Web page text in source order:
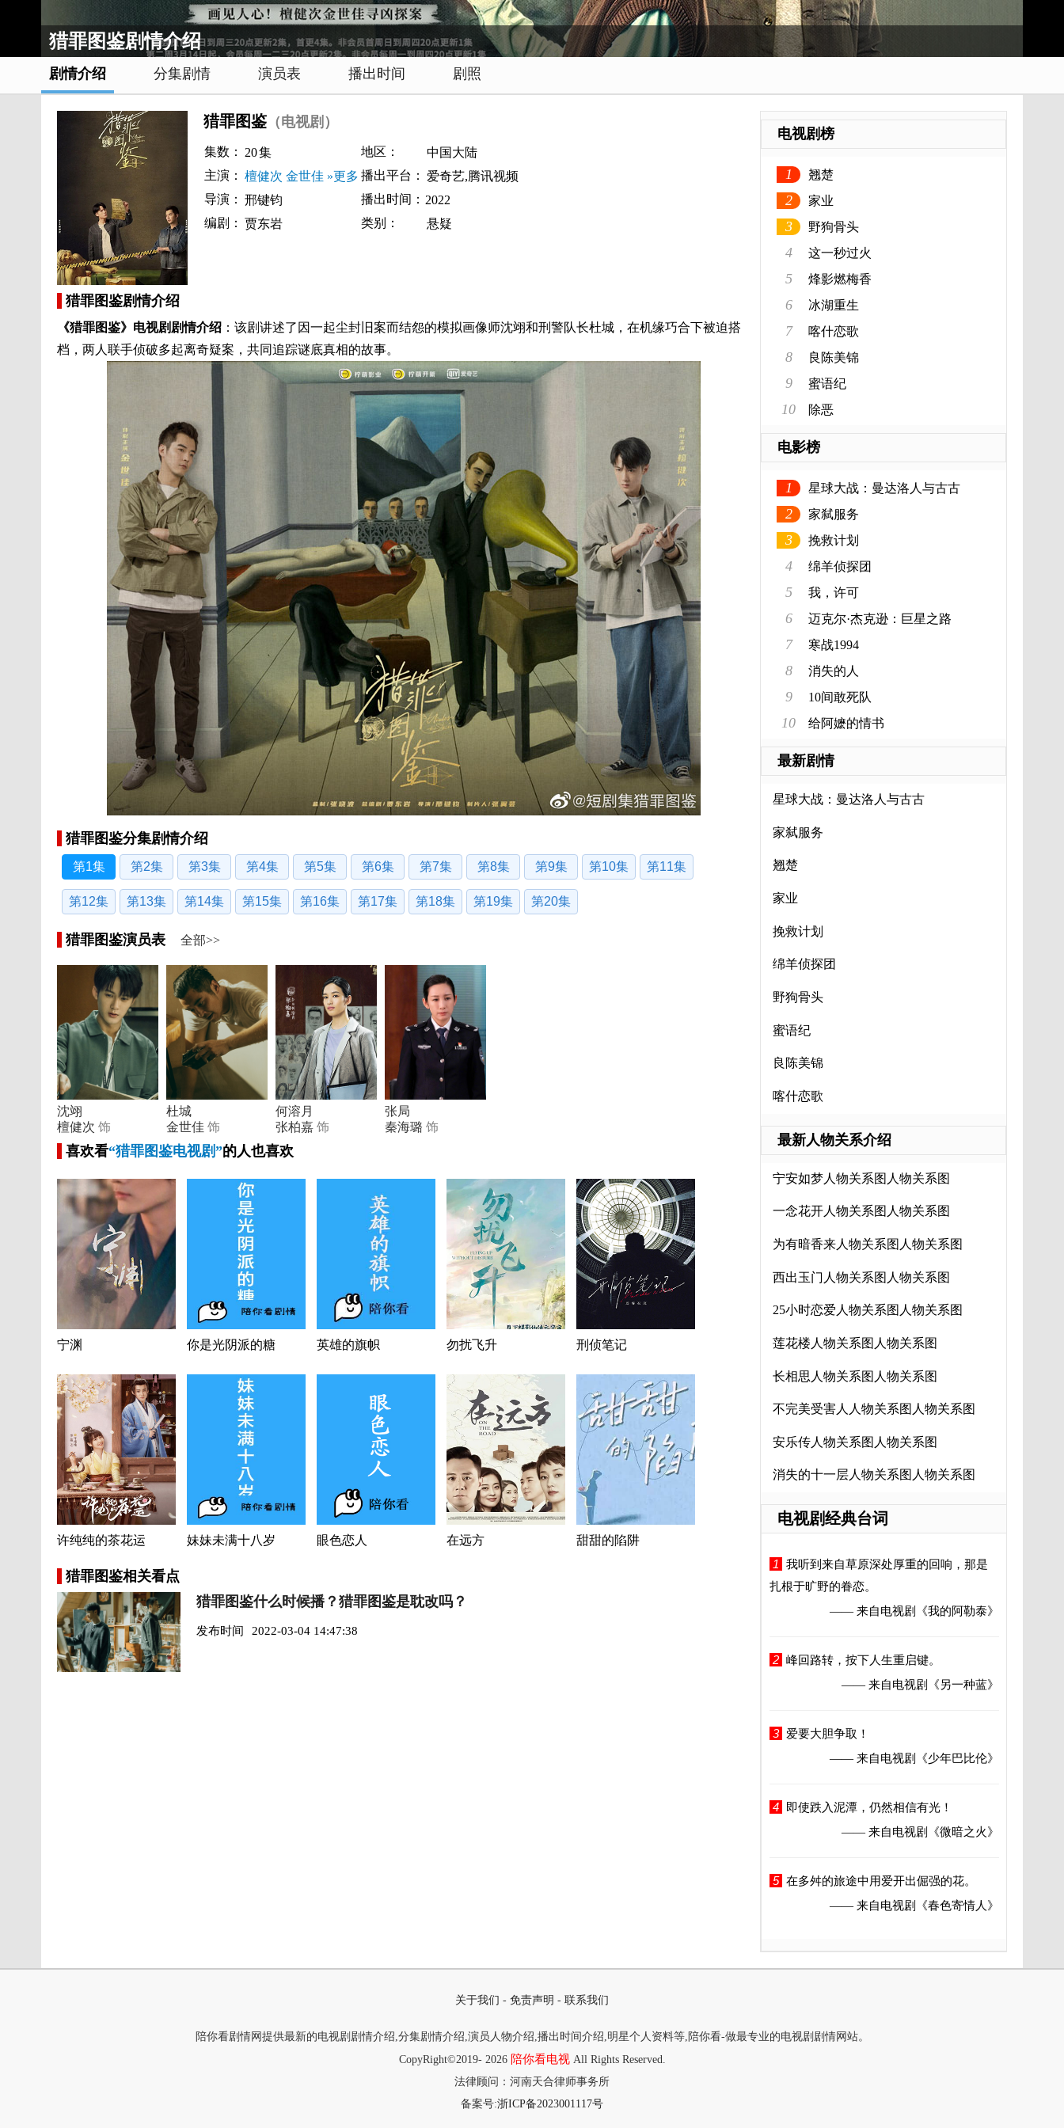
猎罪图鉴剧情介绍
剧情介绍 分集剧情 演员表 播出时间 剧照
猎罪图鉴 （电视剧）
集数： 20集 地区：
中国大陆
主演： 檀健次 金世佳 »更多 播出平台：
爱奇艺,腾讯视频
导演： 邢键钧 播出时间： 2022
编剧： 贾东岩 类别： 悬疑
猎罪图鉴剧情介绍
《猎罪图鉴》电视剧剧情介绍 ：该剧讲述了因一起尘封旧案而结怨的模拟画像师沈翊和刑警队长杜城，在机缘巧合下被迫搭
档，两人联手侦破多起离奇疑案，共同追踪谜底真相的故事。
猎罪图鉴分集剧情介绍
第1集 第2集 第3集 第4集 第5集 第6集 第7集 第8集 第9集 第10集 第11集
第12集 第13集 第14集 第15集 第16集 第17集 第18集 第19集 第20集
猎罪图鉴演员表 全部>>
沈翊
檀健次 饰
杜城
金世佳 饰
何溶月
张柏嘉 饰
张局
秦海璐 饰
喜欢看“猎罪图鉴电视剧”的人也喜欢
宁渊 你是光阴派的糖 英雄的旗帜 勿扰飞升 刑侦笔记
许纯纯的茶花运 妹妹未满十八岁 眼色恋人 在远方 甜甜的陷阱
猎罪图鉴相关看点
猎罪图鉴什么时候播？猎罪图鉴是耽改吗？
发布时间 2022-03-04 14:47:38
电视剧榜
1 翘楚
2 家业
3 野狗骨头
4 这一秒过火
5 烽影燃梅香
6 冰湖重生
7 喀什恋歌
8 良陈美锦
9 蜜语纪
10 除恶
电影榜
1 星球大战：曼达洛人与古古
2 家弑服务
3 挽救计划
4 绵羊侦探团
5 我，许可
6 迈克尔·杰克逊：巨星之路
7 寒战1994
8 消失的人
9 10间敢死队
10 给阿嬷的情书
最新剧情
星球大战：曼达洛人与古古
家弑服务
翘楚
家业
挽救计划
绵羊侦探团
野狗骨头
蜜语纪
良陈美锦
喀什恋歌
最新人物关系介绍
宁安如梦人物关系图人物关系图
一念花开人物关系图人物关系图
为有暗香来人物关系图人物关系图
西出玉门人物关系图人物关系图
25小时恋爱人物关系图人物关系图
莲花楼人物关系图人物关系图
长相思人物关系图人物关系图
不完美受害人人物关系图人物关系图
安乐传人物关系图人物关系图
消失的十一层人物关系图人物关系图
电视剧经典台词
1
我听到来自草原深处厚重的回响，那是
扎根于旷野的眷恋。
—— 来自电视剧
《我的阿勒泰》
2 峰回路转，按下人生重启键。
—— 来自电视剧
《另一种蓝》
3
爱要大胆争取！
—— 来自电视剧
《少年巴比伦》
4
即使跌入泥潭，仍然相信有光！
—— 来自电视剧
《微暗之火》
5 在多舛的旅途中用爱开出倔强的花。
—— 来自电视剧
《春色寄情人》
关于我们 - 免责声明 - 联系我们
陪你看剧情网提供最新的电视剧剧情介绍,分集剧情介绍,演员人物介绍,播出时间介绍,明星个人资料等,陪你看-做最专业的电视剧剧情网站。
CopyRight©2019- 2026 陪你看电视All Rights Reserved.
法律顾问：河南天合律师事务所
备案号:浙ICP备2023001117号